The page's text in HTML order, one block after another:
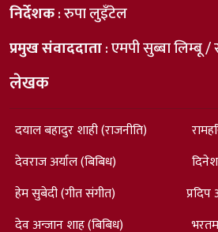
निर्देशक: रुपा लुइँटेल
प्रमुख संवाददाता: एमपी सुब्बा लिम्बू
लेखक
दयाल बहादुर शाही (राजनीति)
देवराज अर्याल (बिबिध)
हेम सुबेदी (गीत संगीत)
देव अन्जान शाह (बिबिध)